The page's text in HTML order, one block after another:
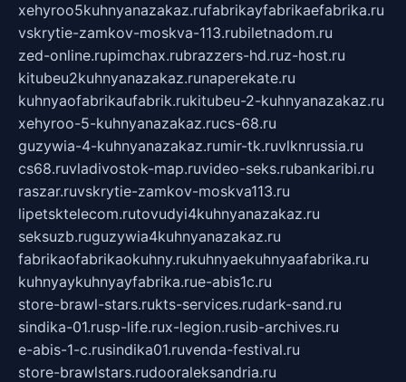
xehyroo5kuhnyanazakaz.rufabrikayfabrikaefabrika.ru
vskrytie-zamkov-moskva-113.rubiletnadom.ru
zed-online.rupimchax.rubrazzers-hd.ruz-host.ru
kitubeu2kuhnyanazakaz.runaperekate.ru
kuhnyaofabrikaufabrik.rukitubeu-2-kuhnyanazakaz.ru
xehyroo-5-kuhnyanazakaz.rucs-68.ru
guzywia-4-kuhnyanazakaz.rumir-tk.ruvlknrussia.ru
cs68.ruvladivostok-map.ruvideo-seks.rubankaribi.ru
raszar.ruvskrytie-zamkov-moskva113.ru
lipetsktelecom.rutovudyi4kuhnyanazakaz.ru
seksuzb.ruguzywia4kuhnyanazakaz.ru
fabrikaofabrikaokuhny.rukuhnyaekuhnyaafabrika.ru
kuhnyaykuhnyayfabrika.rue-abis1c.ru
store-brawl-stars.rukts-services.rudark-sand.ru
sindika-01.rusp-life.rux-legion.rusib-archives.ru
e-abis-1-c.rusindika01.ruvenda-festival.ru
store-brawlstars.rudooraleksandria.ru